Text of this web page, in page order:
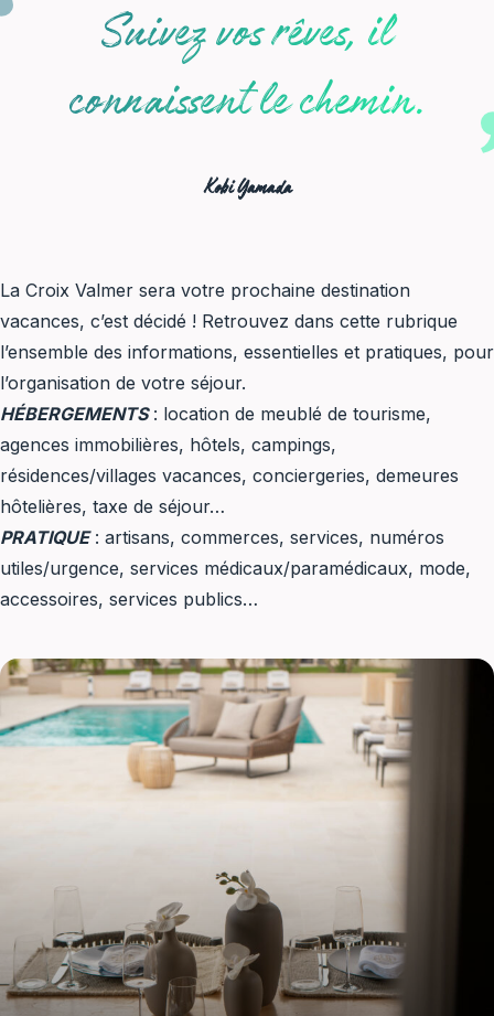
location
immobilières
la
croix
valmer
saisonnière
gite
chambres
hote
conciergerie
demeure
hotelière
dormir
de
séjour
classement
partenariat
mas
vacances
séjour
Suivez vos rêves, il
connaissent le chemin.
Kobi Yamada
La Croix Valmer sera votre prochaine destination
vacances, c’est décidé ! Retrouvez dans cette rubrique
l’ensemble des informations, essentielles et pratiques, pour
l’organisation de votre séjour.
HÉBERGEMENTS: location de meublé de tourisme,
agences immobilières, hôtels, campings,
résidences/villages vacances, conciergeries, demeures
hôtelières, taxe de séjour…
PRATIQUE: artisans, commerces, services, numéros
utiles/urgence, services médicaux/paramédicaux, mode,
accessoires, services publics…